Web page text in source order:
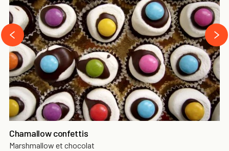
Chamallow confettis
Marshmallow et chocolat
prev
next